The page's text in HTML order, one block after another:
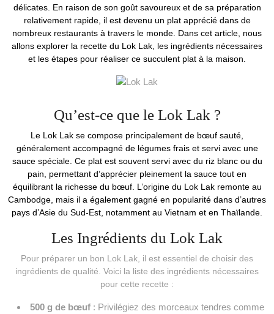
délicates. En raison de son goût savoureux et de sa préparation
relativement rapide, il est devenu un plat apprécié dans de
nombreux restaurants à travers le monde. Dans cet article, nous
allons explorer la recette du Lok Lak, les ingrédients nécessaires
et les étapes pour réaliser ce succulent plat à la maison.
Qu’est-ce que le Lok Lak ?
Le Lok Lak se compose principalement de bœuf sauté,
généralement accompagné de légumes frais et servi avec une
sauce spéciale. Ce plat est souvent servi avec du riz blanc ou du
pain, permettant d’apprécier pleinement la sauce tout en
équilibrant la richesse du bœuf. L’origine du Lok Lak remonte au
Cambodge, mais il a également gagné en popularité dans d’autres
pays d’Asie du Sud-Est, notamment au Vietnam et en Thaïlande.
Les Ingrédients du Lok Lak
Pour préparer un bon Lok Lak, il est essentiel de choisir des
ingrédients de qualité. Voici la liste des ingrédients nécessaires
pour cette recette :
500 g de bœuf: Privilégiez des morceaux tendres comme